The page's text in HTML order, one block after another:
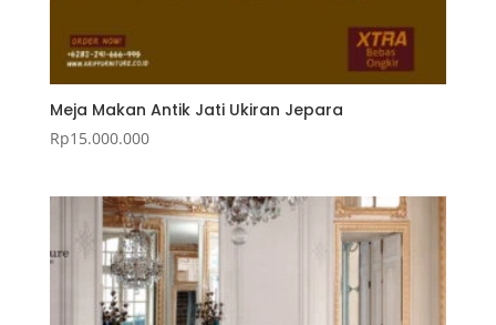
Meja Makan Antik Jati Ukiran Jepara
Rp15.000.000